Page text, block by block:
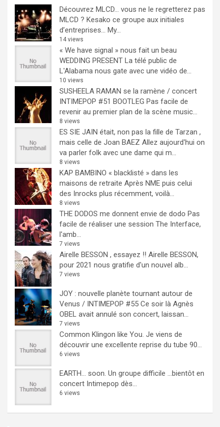
Découvrez MLCD… vous ne le regretterez pas
MLCD ? Kesako ce groupe aux initiales
d’entreprises… My...
14 views
« We have signal » nous fait un beau
WEDDING PRESENT La télé public de
L'Alabama nous gate avec une vidéo de...
10 views
SUSHEELA RAMAN se la ramène / concert
INTIMEPOP #51 BOOTLEG Pas facile de
revenir au premier plan de la scène music...
8 views
ES SIE JAIN était, non pas la fille de Tarzan ,
mais celle de Joan BAEZ Allez aujourd'hui on
va parler folk avec une dame qui m...
8 views
KAP BAMBINO « blacklisté » dans les
maisons de retraite Après NME puis celui
des Inrocks plus récemment, voilà...
8 views
THE DODOS me donnent envie de dodo Pas
facile de réaliser une session The Interface,
l'amb...
7 views
Airelle BESSON , essayez !! Airelle BESSON,
pour 2021 nous gratifie d'un nouvel alb...
7 views
JOY : nouvelle planète tournant autour de
Venus / INTIMEPOP #55 Ce soir là Agnès
OBEL avait annulé son concert, laissan...
7 views
Common Klingon like You. Je viens de
découvrir une excellente reprise du tube 90...
6 views
EARTH… soon. Un groupe difficile ...bientôt en
concert Intimepop dès...
6 views